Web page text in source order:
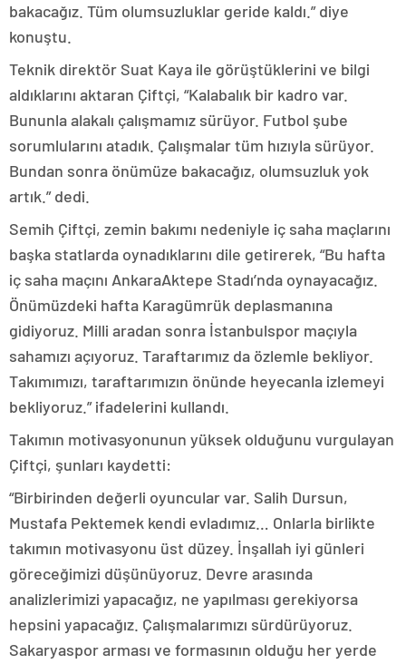
bakacağız. Tüm olumsuzluklar geride kaldı.” diye
konuştu.
Teknik direktör Suat Kaya ile görüştüklerini ve bilgi
aldıklarını aktaran Çiftçi, “Kalabalık bir kadro var.
Bununla alakalı çalışmamız sürüyor. Futbol şube
sorumlularını atadık. Çalışmalar tüm hızıyla sürüyor.
Bundan sonra önümüze bakacağız, olumsuzluk yok
artık.” dedi.
Semih Çiftçi, zemin bakımı nedeniyle iç saha maçlarını
başka statlarda oynadıklarını dile getirerek, “Bu hafta
iç saha maçını AnkaraAktepe Stadı’nda oynayacağız.
Önümüzdeki hafta Karagümrük deplasmanına
gidiyoruz. Milli aradan sonra İstanbulspor maçıyla
sahamızı açıyoruz. Taraftarımız da özlemle bekliyor.
Takımımızı, taraftarımızın önünde heyecanla izlemeyi
bekliyoruz.” ifadelerini kullandı.
Takımın motivasyonunun yüksek olduğunu vurgulayan
Çiftçi, şunları kaydetti:
“Birbirinden değerli oyuncular var. Salih Dursun,
Mustafa Pektemek kendi evladımız… Onlarla birlikte
takımın motivasyonu üst düzey. İnşallah iyi günleri
göreceğimizi düşünüyoruz. Devre arasında
analizlerimizi yapacağız, ne yapılması gerekiyorsa
hepsini yapacağız. Çalışmalarımızı sürdürüyoruz.
Sakaryaspor arması ve formasının olduğu her yerde